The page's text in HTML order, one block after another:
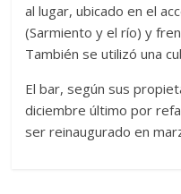
al lugar, ubicado en el
(Sarmiento y el río) y
También se utilizó una
El bar, según sus
diciembre último por
ser reinaugurado en